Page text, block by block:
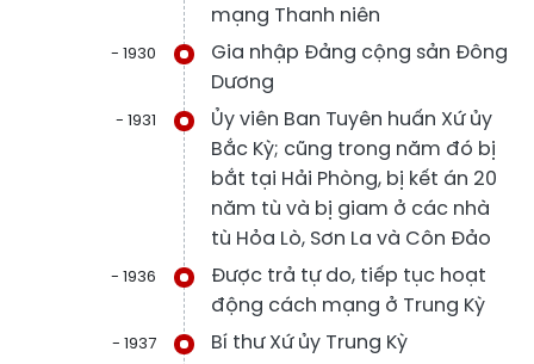
mạng Thanh niên
- 1930
Gia nhập Đảng cộng sản Đông
Dương
- 1931
Ủy viên Ban Tuyên huấn Xứ ủy
Bắc Kỳ; cũng trong năm đó bị
bắt tại Hải Phòng, bị kết án 20
năm tù và bị giam ở các nhà
tù Hỏa Lò, Sơn La và Côn Đảo
- 1936
Được trả tự do, tiếp tục hoạt
động cách mạng ở Trung Kỳ
- 1937 Bí thư Xứ ủy Trung Kỳ